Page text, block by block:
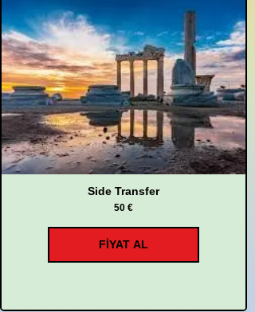
Side Transfer
50 €
FİYAT AL